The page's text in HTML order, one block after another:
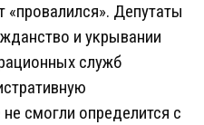
«провалился». Депутаты
и укрывании
служб
смогли определится с